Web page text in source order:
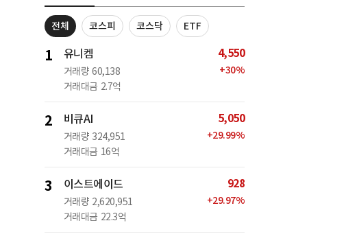
전체 코스피 코스닥 ETF
1 유니켐
거래량 60,138
거래대금 2.7억
4,550
+30%
2 비큐AI
거래량 324,951
거래대금 16억
5,050
+29.99%
3 이스트에이드
거래량 2,620,951
거래대금 22.3억
928
+29.97%